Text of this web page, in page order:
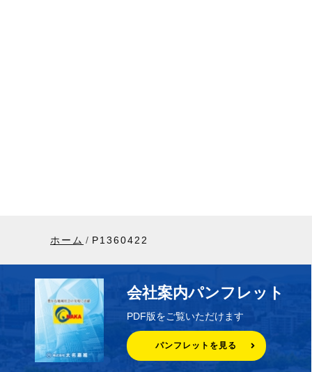
ホーム P1360422
会社案内パンフレット
PDF版をご覧いただけます
パンフレットを見る